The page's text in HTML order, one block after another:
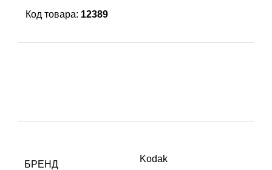
Код товара: 12389
БРЕНД
Kodak